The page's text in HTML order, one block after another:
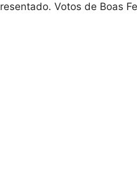
Votos de Boas